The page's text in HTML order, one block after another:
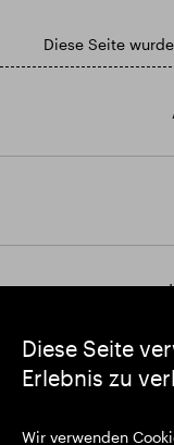
Diese Seite
Erlebnis zu
Wir verwenden
Diese Seite